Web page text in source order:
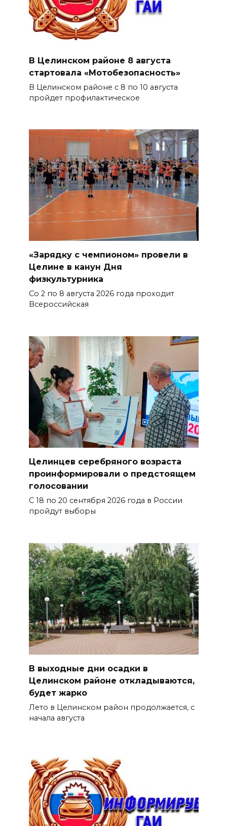
В Целинском районе 8 августа
стартовала «Мотобезопасность»
В Целинском районе с 8 по 10 августа
пройдет профилактическое
«Зарядку с чемпионом» провели в
Целине в канун Дня
физкультурника
Со 2 по 8 августа 2026 года проходит
Всероссийская
Целинцев серебряного возраста
проинформировали о предстоящем
голосовании
С 18 по 20 сентября 2026 года в России
пройдут выборы
В выходные дни осадки в
Целинском районе откладываются,
будет жарко
Лето в Целинском район продолжается, с
начала августа